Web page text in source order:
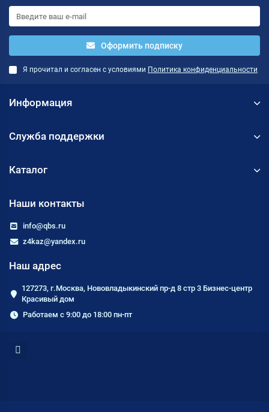
Оформить подписку
Я прочитал и согласен с условиями Политика конфиденциальности
Информация
Служба поддержки
Каталог
Наши контакты
info@qbs.ru
z4kaz@yandex.ru
Наш адрес
127273, г.Москва, Нововладыкинский пр-д 8 стр 3 Бизнес-центр
Красивый дом
Работаем с 9:00 до 18:00 пн-пт